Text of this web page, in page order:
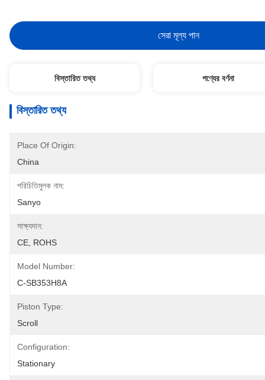
সেরা মূল্য পান
বিস্তারিত তথ্য পণ্যের বর্ণনা
বিস্তারিত তথ্য
Place Of Origin:
China
পরিচিতিমুলক নাম:
Sanyo
সাক্ষ্যদান:
CE, ROHS
Model Number:
C-SB353H8A
Piston Type:
Scroll
Configuration:
Stationary